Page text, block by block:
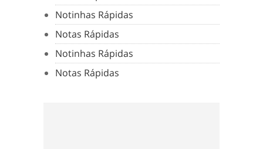
Notinhas Rápidas
Notas Rápidas
Notinhas Rápidas
Notas Rápidas